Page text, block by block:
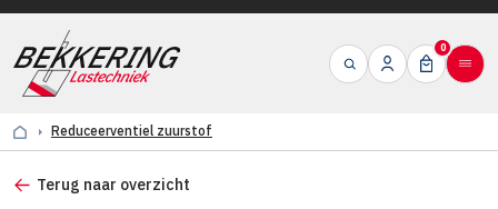
0
Reduceerventiel zuurstof
Terug naar overzicht